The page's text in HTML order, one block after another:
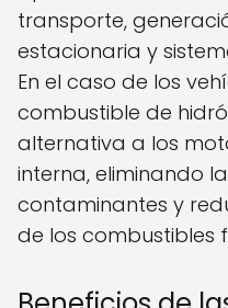
transporte,
estacionaria y
En el caso de los
combustible de
alternativa a los
interna, eliminando
contaminantes y
de los combustibles